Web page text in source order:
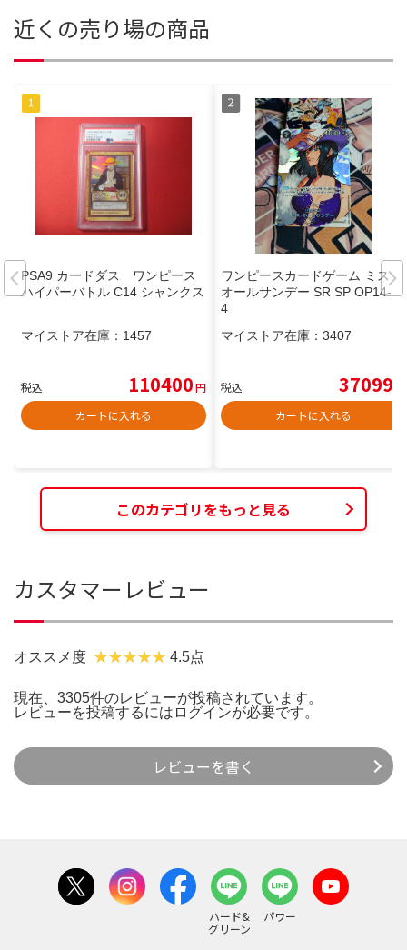
近くの売り場の商品
PSA9 カードダス ワンピース
ハイパーバトル C14 シャンクス
マイストア在庫： 1457
税込 110400円
カートに入れる
ワンピースカードゲーム ミス・
オールサンデー SR SP OP14-08
4
マイストア在庫： 3407
税込 37099
カートに入れる
このカテゴリをもっと見る
カスタマーレビュー
オススメ度 4.5点
現在、3305件のレビューが投稿されています。
レビューを投稿するには ログインが必要です。
レビューを書く
ハード&
グリーン
パワー